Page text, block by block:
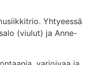
Yhtyeessä
(viulut) ja Anne-